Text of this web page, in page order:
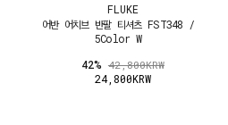
FLUKE
어반 어치브 반팔 티셔츠 FST348 /
5Color W
42% 42,800KRW
24,800KRW